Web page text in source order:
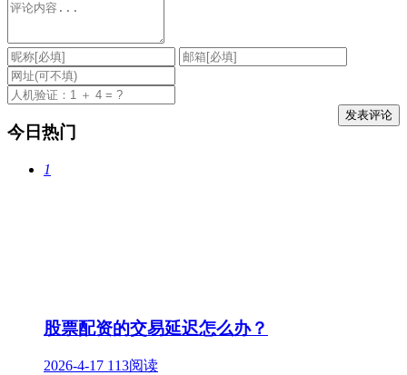
今日热门
1
股票配资的交易延迟怎么办？
2026-4-17 113阅读